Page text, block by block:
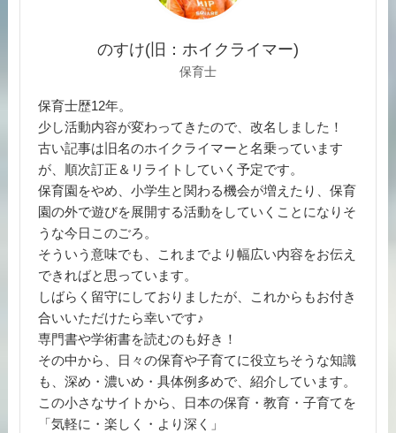
のすけ(旧：ホイクライマー)
保育士
保育士歴12年。
少し活動内容が変わってきたので、改名しました！
古い記事は旧名のホイクライマーと名乗っています
が、順次訂正＆リライトしていく予定です。
保育園をやめ、小学生と関わる機会が増えたり、保育
園の外で遊びを展開する活動をしていくことになりそ
うな今日このごろ。
そういう意味でも、これまでより幅広い内容をお伝え
できればと思っています。
しばらく留守にしておりましたが、これからもお付き
合いいただけたら幸いです♪
専門書や学術書を読むのも好き！
その中から、日々の保育や子育てに役立ちそうな知識
も、深め・濃いめ・具体例多めで、紹介しています。
この小さなサイトから、日本の保育・教育・子育てを
「気軽に・楽しく・より深く」